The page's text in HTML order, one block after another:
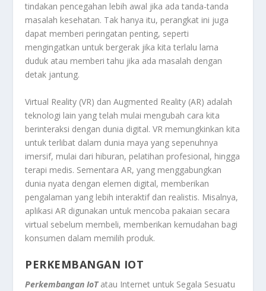
tindakan pencegahan lebih awal jika ada tanda-tanda
masalah kesehatan. Tak hanya itu, perangkat ini juga
dapat memberi peringatan penting, seperti
mengingatkan untuk bergerak jika kita terlalu lama
duduk atau memberi tahu jika ada masalah dengan
detak jantung.
Virtual Reality (VR) dan Augmented Reality (AR) adalah
teknologi lain yang telah mulai mengubah cara kita
berinteraksi dengan dunia digital. VR memungkinkan kita
untuk terlibat dalam dunia maya yang sepenuhnya
imersif, mulai dari hiburan, pelatihan profesional, hingga
terapi medis. Sementara AR, yang menggabungkan
dunia nyata dengan elemen digital, memberikan
pengalaman yang lebih interaktif dan realistis. Misalnya,
aplikasi AR digunakan untuk mencoba pakaian secara
virtual sebelum membeli, memberikan kemudahan bagi
konsumen dalam memilih produk.
PERKEMBANGAN IOT
Perkembangan IoTatau Internet untuk Segala Sesuatu